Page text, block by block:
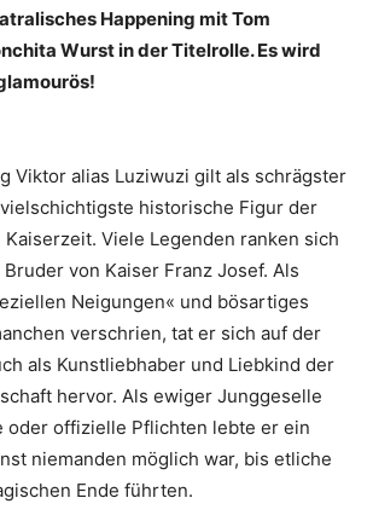
Happening mit Tom
Wurst in der Titelrolle. Es wird
Viktor alias Luziwuzi gilt als schrägster
historische Figur der
Viele Legenden ranken sich
von Kaiser Franz Josef. Als
Neigungen« und bösartiges
verschrien, tat er sich auf der
als Kunstliebhaber und Liebkind der
hervor. Als ewiger Junggeselle
oder offizielle Pflichten lebte er ein
niemanden möglich war, bis etliche
Ende führten.